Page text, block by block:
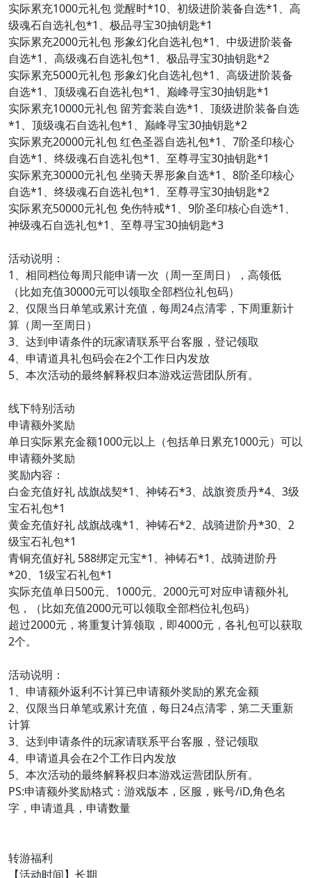
实际累充1000元礼包 觉醒时*10、初级进阶装备自选*1、高
级魂石自选礼包*1、极品寻宝30抽钥匙*1
实际累充2000元礼包 形象幻化自选礼包*1、中级进阶装备
自选*1、高级魂石自选礼包*1、极品寻宝30抽钥匙*2
实际累充5000元礼包 形象幻化自选礼包*1、高级进阶装备
自选*1、顶级魂石自选礼包*1、巅峰寻宝30抽钥匙*1
实际累充10000元礼包 留芳套装自选*1、顶级进阶装备自选
*1、顶级魂石自选礼包*1、巅峰寻宝30抽钥匙*2
实际累充20000元礼包 红色圣器自选礼包*1、7阶圣印核心
自选*1、终级魂石自选礼包*1、至尊寻宝30抽钥匙*1
实际累充30000元礼包 坐骑天界形象自选*1、8阶圣印核心
自选*1、终级魂石自选礼包*1、至尊寻宝30抽钥匙*2
实际累充50000元礼包 免伤特戒*1、9阶圣印核心自选*1、
神级魂石自选礼包*1、至尊寻宝30抽钥匙*3
活动说明：
1、相同档位每周只能申请一次（周一至周日），高领低
（比如充值30000元可以领取全部档位礼包码）
2、仅限当日单笔或累计充值，每周24点清零，下周重新计
算（周一至周日）
3、达到申请条件的玩家请联系平台客服，登记领取
4、申请道具礼包码会在2个工作日内发放
5、本次活动的最终解释权归本游戏运营团队所有。
线下特别活动
申请额外奖励
单日实际累充金额1000元以上（包括单日累充1000元）可以
申请额外奖励
奖励内容：
白金充值好礼 战旗战契*1、神铸石*3、战旗资质丹*4、3级
宝石礼包*1
黄金充值好礼 战旗战魂*1、神铸石*2、战骑进阶丹*30、2
级宝石礼包*1
青铜充值好礼 588绑定元宝*1、神铸石*1、战骑进阶丹
*20、1级宝石礼包*1
实际充值单日500元、1000元、2000元可对应申请额外礼
包，（比如充值2000元可以领取全部档位礼包码）
超过2000元，将重复计算领取，即4000元，各礼包可以获取
2个。
活动说明：
1、申请额外返利不计算已申请额外奖励的累充金额
2、仅限当日单笔或累计充值，每日24点清零，第二天重新
计算
3、达到申请条件的玩家请联系平台客服，登记领取
4、申请道具会在2个工作日内发放
5、本次活动的最终解释权归本游戏运营团队所有。
PS:申请额外奖励格式：游戏版本，区服，账号/iD,角色名
字，申请道具，申请数量
转游福利
【活动时间】长期